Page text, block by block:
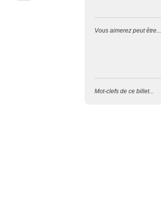
Vous aimerez peut être...
Mot-clefs de ce billet...